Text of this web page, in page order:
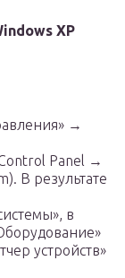
XP
→
Panel →
В результате
в
устройств»